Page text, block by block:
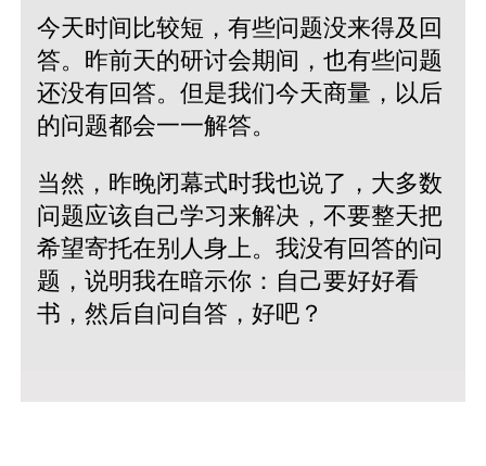
今天时间比较短，有些问题没来得及回
答。昨前天的研讨会期间，也有些问题
还没有回答。但是我们今天商量，以后
的问题都会一一解答。
当然，昨晚闭幕式时我也说了，大多数
问题应该自己学习来解决，不要整天把
希望寄托在别人身上。我没有回答的问
题，说明我在暗示你：自己要好好看
书，然后自问自答，好吧？